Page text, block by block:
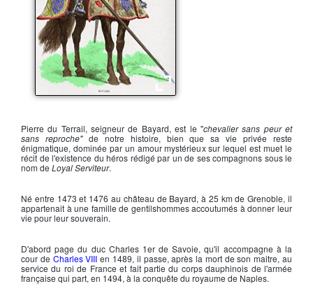
Pierre du Terrail, seigneur de Bayard, est le "chevalier sans peur et
sans reproche"de notre histoire, bien que sa vie privée reste
énigmatique, dominée par un amour mystérieux sur lequel est muet le
récit de l'existence du héros rédigé par un de ses compagnons sous le
nom de Loyal Serviteur.
Né entre 1473 et 1476 au château de Bayard, à 25 km de Grenoble, il
appartenait à une famille de gentilshommes accoutumés à donner leur
vie pour leur souverain.
D'abord page du duc Charles 1er de Savoie, qu'il accompagne à la
cour de Charles VIII en 1489, il passe, après la mort de son maitre, au
service du roi de France et fait partie du corps dauphinois de l'armée
française qui part, en 1494, à la conquête du royaume de Naples.